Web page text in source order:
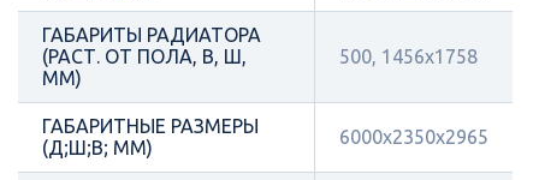
ГАБАРИТЫ РАДИАТОРА
(РАСТ. ОТ ПОЛА, В, Ш,
ММ)
500, 1456x1758
ГАБАРИТНЫЕ РАЗМЕРЫ
(Д;Ш;В; ММ)
6000x2350x2965